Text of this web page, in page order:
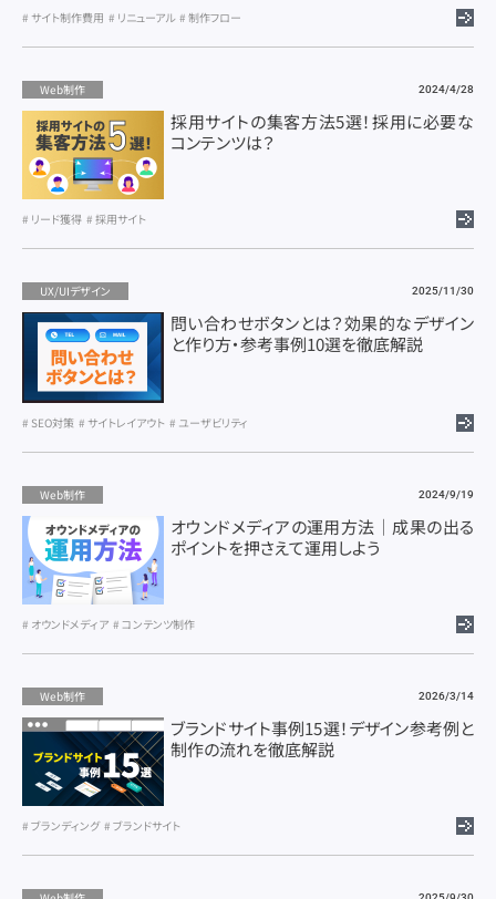
サイト制作費用 リニューアル 制作フロー
Web制作 2024/4/28
採用サイトの集客方法5選！採用に必要な
コンテンツは？
リード獲得 採用サイト
UX/UIデザイン 2025/11/30
問い合わせボタンとは？効果的なデザイン
と作り方・参考事例10選を徹底解説
SEO対策 サイトレイアウト ユーザビリティ
Web制作 2024/9/19
オウンドメディアの運用方法｜成果の出る
ポイントを押さえて運用しよう
オウンドメディア コンテンツ制作
Web制作 2026/3/14
ブランドサイト事例15選！デザイン参考例と
制作の流れを徹底解説
ブランディング ブランドサイト
シンクバルに問い合わせる